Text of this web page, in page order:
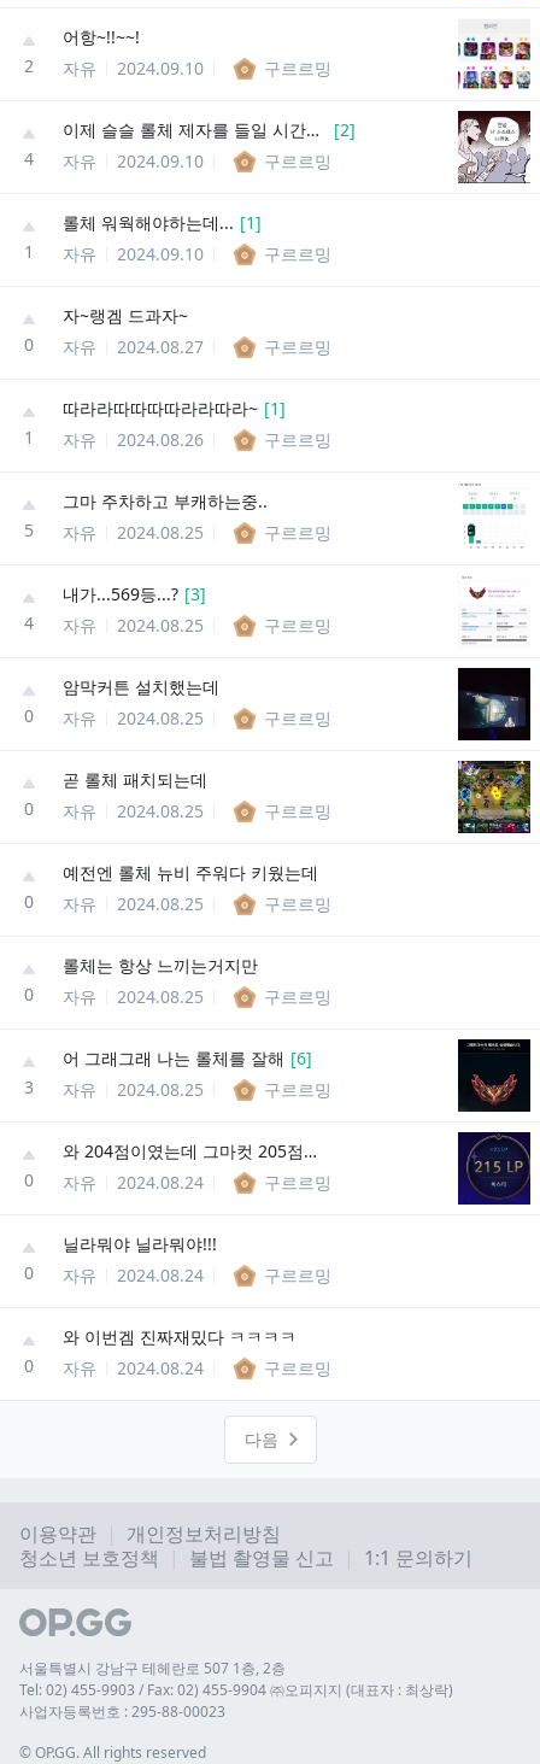
2
어항~!!~~!
자유
2024.09.10 구르르밍
4
이제 슬슬 롤체 제자를 들일 시간이다 [2]
자유
2024.09.10 구르르밍
1
롤체 워웍해야하는데... [1]
자유
2024.09.10 구르르밍
0
자~랭겜 드과자~
자유
2024.08.27 구르르밍
1
따라라따따따따라라따라~ [1]
자유
2024.08.26 구르르밍
5
그마 주차하고 부캐하는중..
자유
2024.08.25 구르르밍
4
내가...569등...? [3]
자유
2024.08.25 구르르밍
0
암막커튼 설치했는데
자유
2024.08.25 구르르밍
0
곧 롤체 패치되는데
자유
2024.08.25 구르르밍
0
예전엔 롤체 뉴비 주워다 키웠는데
자유
2024.08.25 구르르밍
0
롤체는 항상 느끼는거지만
자유
2024.08.25 구르르밍
3
어 그래그래 나는 롤체를 잘해 [6]
자유
2024.08.25 구르르밍
0
와 204점이였는데 그마컷 205점으로 올라서 허겁지겁 랭크돌림
자유
2024.08.24 구르르밍
0
닐라뭐야 닐라뭐야!!!
자유
2024.08.24 구르르밍
0
와 이번겜 진짜재밌다 ㅋㅋㅋㅋ
자유
2024.08.24 구르르밍
다음
이용약관
개인정보처리방침
청소년 보호정책
불법 촬영물 신고 1:1 문의하기
서울특별시 강남구 테헤란로 507 1층, 2층
Tel: 02) 455-9903 / Fax: 02) 455-9904 ㈜오피지지 (대표자 : 최상락)
사업자등록번호 : 295-88-00023
© OP.GG. All rights reserved